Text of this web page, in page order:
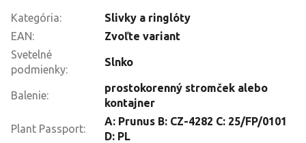
Kategória:
Slivky a ringlóty
EAN:
Zvoľte variant
Svetelné
podmienky:
Slnko
Balenie:
prostokorenný stromček alebo
kontajner
Plant Passport:
A: Prunus B: CZ-4282 C: 25/FP/0101
D: PL